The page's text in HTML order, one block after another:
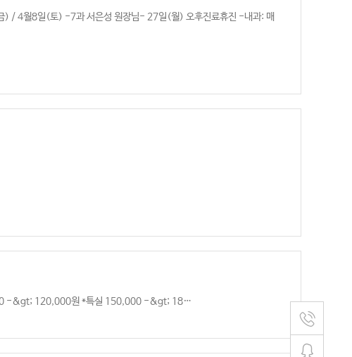
/ 4월8일(토) -7과 서은성 원장님- 27일(월) 오후진료휴진 -내과: 매
-&gt; 120,000원 *특실 150,000 -&gt; 18…